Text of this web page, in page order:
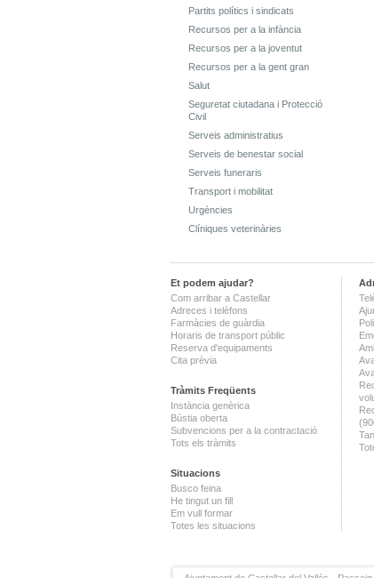
Partits polítics i sindicats
Recursos per a la infància
Recursos per a la joventut
Recursos per a la gent gran
Salut
Seguretat ciutadana i Protecció
Civil
Serveis administratius
Serveis de benestar social
Serveis funeraris
Transport i mobilitat
Urgències
Clíniques veterinàries
Et podem ajudar?
Com arribar a Castellar
Adreces i telèfons
Farmàcies de guàrdia
Horaris de transport públic
Reserva d'equipaments
Cita prèvia
Tràmits Freqüents
Instància genèrica
Bústia oberta
Subvencions per a la contractació
Tots els tràmits
Situacions
Busco feina
He tingut un fill
Em vull formar
Totes les situacions